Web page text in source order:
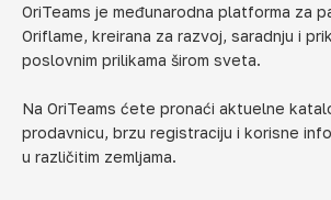
OriTeams je međunarodna platforma za
Oriflame, kreirana za razvoj, saradnju i
poslovnim prilikama širom sveta.
Na OriTeams ćete pronaći aktuelne
prodavnicu, brzu registraciju i korisne
u različitim zemljama.